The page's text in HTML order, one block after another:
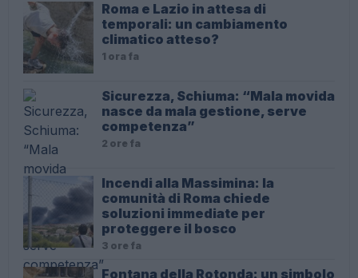
Roma e Lazio in attesa di
temporali: un cambiamento
climatico atteso?
1 ora fa
Sicurezza, Schiuma: “Mala movida
nasce da mala gestione, serve
competenza”
2 ore fa
Incendi alla Massimina: la
comunità di Roma chiede
soluzioni immediate per
proteggere il bosco
3 ore fa
Fontana della Rotonda: un simbolo